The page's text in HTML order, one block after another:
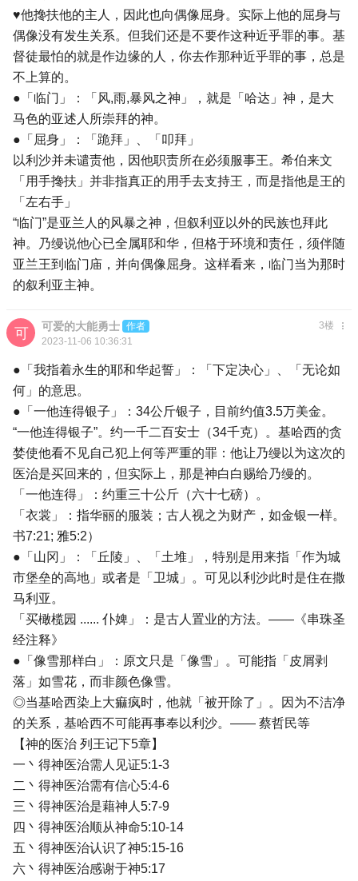
♥他搀扶他的主人，因此也向偶像屈身。实际上他的屈身与
偶像没有发生关系。但我们还是不要作这种近乎罪的事。基
督徒最怕的就是作边缘的人，你去作那种近乎罪的事，总是
不上算的。
●「临门」：「风,雨,暴风之神」，就是「哈达」神，是大
马色的亚述人所崇拜的神。
●「屈身」：「跪拜」、「叩拜」
以利沙并未谴责他，因他职责所在必须服事王。希伯来文
「用手搀扶」并非指真正的用手去支持王，而是指他是王的
「左右手」
“临门”是亚兰人的风暴之神，但叙利亚以外的民族也拜此
神。乃缦说他心已全属耶和华，但格于环境和责任，须伴随
亚兰王到临门庙，并向偶像屈身。这样看来，临门当为那时
的叙利亚主神。
可爱的大能勇士 作者
2023-11-06 10:36:31
3楼
●「我指着永生的耶和华起誓」：「下定决心」、「无论如
何」的意思。
●「一他连得银子」：34公斤银子，目前约值3.5万美金。
“一他连得银子”。约一千二百安士（34千克）。基哈西的贪
婪使他看不见自己犯上何等严重的罪：他让乃缦以为这次的
医治是买回来的，但实际上，那是神白白赐给乃缦的。
「一他连得」：约重三十公斤（六十七磅）。
「衣裳」：指华丽的服装；古人视之为财产，如金银一样。
书7:21; 雅5:2）
●「山冈」：「丘陵」、「土堆」，特别是用来指「作为城
市堡垒的高地」或者是「卫城」。可见以利沙此时是住在撒
马利亚。
「买橄榄园 ...... 仆婢」：是古人置业的方法。――《串珠圣
经注释》
●「像雪那样白」：原文只是「像雪」。可能指「皮屑剥
落」如雪花，而非颜色像雪。
◎当基哈西染上大痲疯时，他就「被开除了」。因为不洁净
的关系，基哈西不可能再事奉以利沙。―― 蔡哲民等
【神的医治 列王记下5章】
一丶得神医治需人见证5:1-3
二丶得神医治需有信心5:4-6
三丶得神医治是藉神人5:7-9
四丶得神医治顺从神命5:10-14
五丶得神医治认识了神5:15-16
六丶得神医治感谢于神5:17